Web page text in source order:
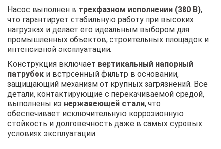
Насос выполнен в трехфазном исполнении (380 В),
что гарантирует стабильную работу при высоких
нагрузках и делает его идеальным выбором для
промышленных объектов, строительных площадок и
интенсивной эксплуатации.
Конструкция включает вертикальный напорный
патрубок и встроенный фильтр в основании,
защищающий механизм от крупных загрязнений. Все
детали, контактирующие с перекачиваемой средой,
выполнены из нержавеющей стали, что
обеспечивает исключительную коррозионную
стойкость и долговечность даже в самых суровых
условиях эксплуатации.